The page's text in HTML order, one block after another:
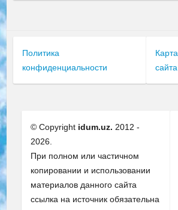
Политика
конфиденциальности
Карта
сайта
© Copyright idum.uz. 2012 -
2026.
При полном или частичном
копировании и использовании
материалов данного сайта
ссылка на источник обязательна